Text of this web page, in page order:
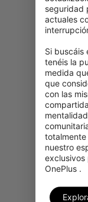
seguridad
actuales
Si buscáis
tenéis la
medida
que
con las
nuestro
exclusivos
OnePlus .